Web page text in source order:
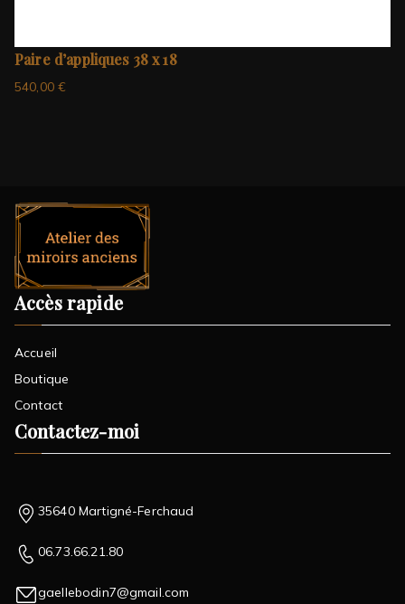
Paire d’appliques 38 x 18
540,00€
Accès rapide
Accueil
Boutique
Contact
Contactez-moi
35640 Martigné-Ferchaud
06.73.66.21.80
gaellebodin7@gmail.com